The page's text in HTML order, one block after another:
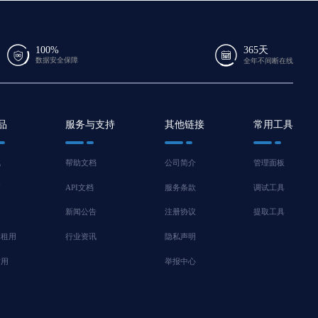
100%
数据安全保障
365天
全年不间断在线
用
服务与支持
帮助文档
API文档
新闻公告
行业资讯
其他链接
公司简介
服务条款
注册协议
隐私声明
举报中心
常用工具
管理面板
调试工具
提取工具